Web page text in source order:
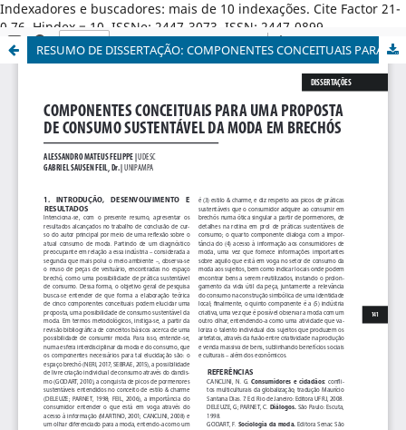
Indexadores e buscadores: mais de 10 indexações. Cite Factor 21-
0,76. Hindex = 10. ISSNe: 2447-3073. ISSN: 2447-0899.
RESUMO DE DISSERTAÇÃO: COMPONENTES CONCEITUAIS PARA UMA PROPOSTA DE CONSUMO SUSTENTÁVEL DA MODA EM BRECHÓS